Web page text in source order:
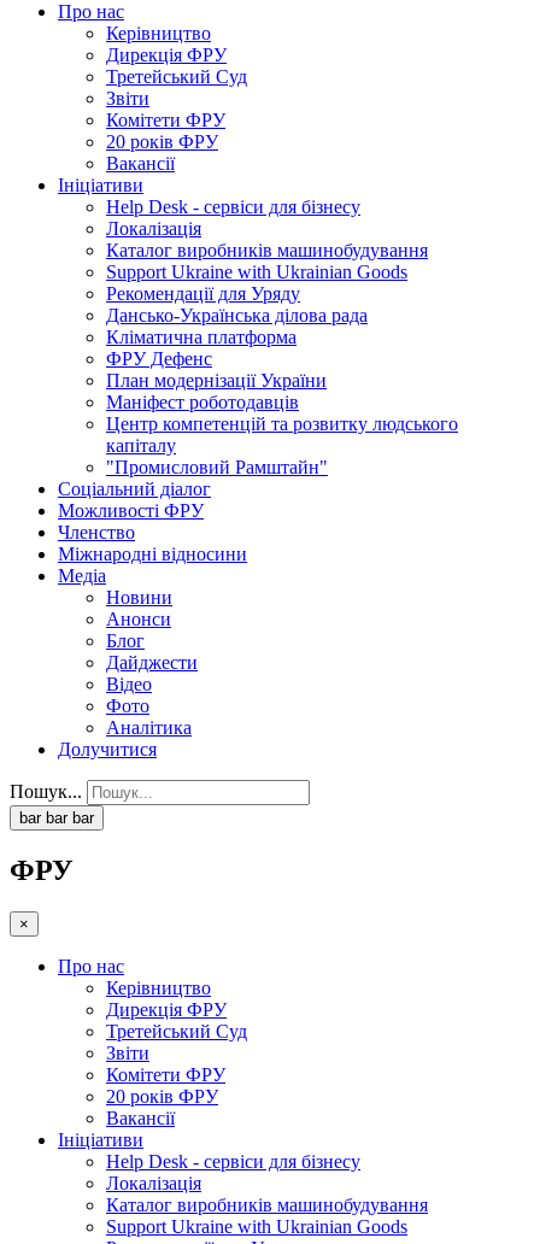
Про нас
Керівництво
Дирекція ФРУ
Третейський Суд
Звіти
Комітети ФРУ
20 років ФРУ
Вакансії
Ініціативи
Help Desk - сервіси для бізнесу
Локалізація
Каталог виробників машинобудування
Support Ukraine with Ukrainian Goods
Рекомендації для Уряду
Дансько-Українська ділова рада
Кліматична платформа
ФРУ Дефенс
План модернізації України
Маніфест роботодавців
Центр компетенцій та розвитку людського
капіталу
"Промисловий Рамштайн"
Соціальний діалог
Можливості ФРУ
Членство
Міжнародні відносини
Медіа
Новини
Анонси
Блог
Дайджести
Відео
Фото
Аналітика
Долучитися
Пошук...
bar bar bar
ФРУ
×
Про нас
Керівництво
Дирекція ФРУ
Третейський Суд
Звіти
Комітети ФРУ
20 років ФРУ
Вакансії
Ініціативи
Help Desk - сервіси для бізнесу
Локалізація
Каталог виробників машинобудування
Support Ukraine with Ukrainian Goods